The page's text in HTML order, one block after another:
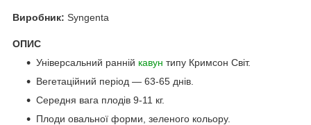
Виробник: Syngenta
ОПИС
Універсальний ранній кавун типу Кримсон Світ.
Вегетаційний період — 63-65 днів.
Середня вага плодів 9-11 кг.
Плоди овальної форми, зеленого кольору.